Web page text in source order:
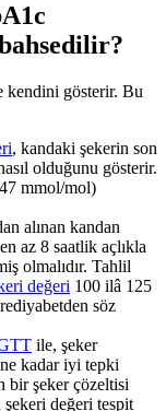
kendini gösterir. Bu
, kandaki şekerin son
olduğunu gösterir.
mmol/mol)
alınan kandan
az 8 saatlik açlıkla
olmalıdır. Tahlil
değeri 100 ilâ 125
söz
ile, şeker
ne kadar iyi tepki
bir şeker çözeltisi
değeri tespit